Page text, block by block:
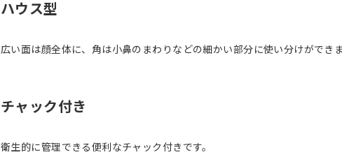
ハウス型
広い面は顔全体に、角は小鼻のまわりなどの細かい部分に使い分けができま
チャック付き
衛生的に管理できる便利なチャック付きです。